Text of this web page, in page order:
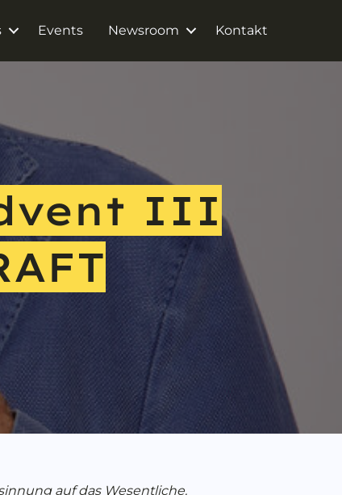
Events Newsroom Kontakt
III
auf das Wesentliche.